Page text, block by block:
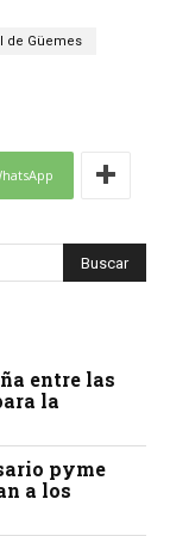
de Güemes
entre las
la
pyme
a los